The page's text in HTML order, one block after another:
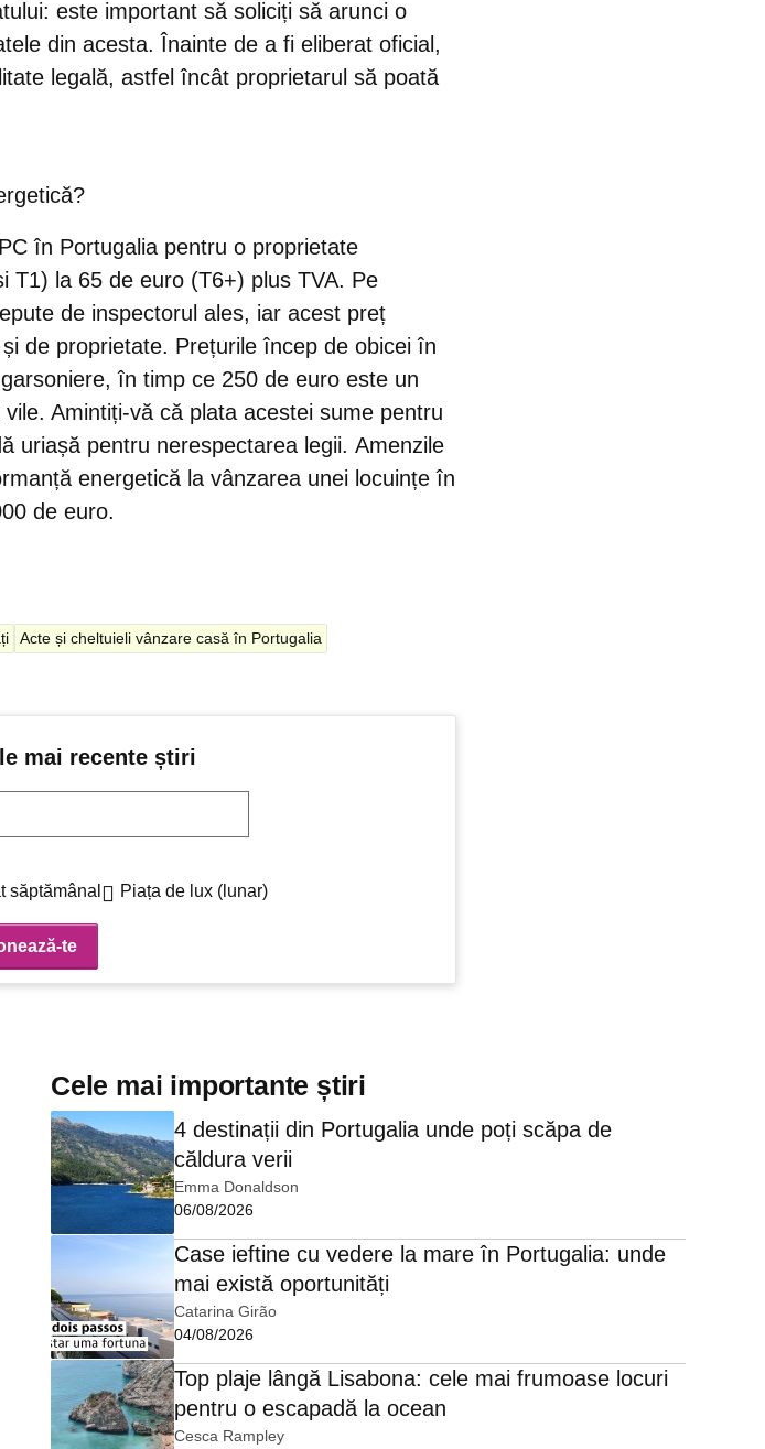
: este important să soliciți să arunci o
din acesta. Înainte de a fi eliberat oficial,
legală, astfel încât proprietarul să poată
în Portugalia pentru o proprietate
T1) la 65 de euro (T6+) plus TVA. Pe
de inspectorul ales, iar acest preț
de proprietate. Prețurile încep de obicei în
în timp ce 250 de euro este un
Amintiți-vă că plata acestei sume pentru
uriașă pentru nerespectarea legii. Amenzile
energetică la vânzarea unei locuințe în
de euro.
Acte și cheltuieli vânzare casă în Portugalia
mai recente știri
săptămânal Piața de lux (lunar)
Cele mai importante știri
4 destinații din Portugalia unde poți scăpa de
căldura verii
Emma Donaldson
06/08/2026
Case ieftine cu vedere la mare în Portugalia: unde
mai există oportunități
Catarina Girão
04/08/2026
Top plaje lângă Lisabona: cele mai frumoase locuri
pentru o escapadă la ocean
Cesca Rampley